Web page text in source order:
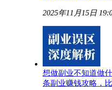
2025年11月15日
想做副业不知道做
条副业赚钱攻略，